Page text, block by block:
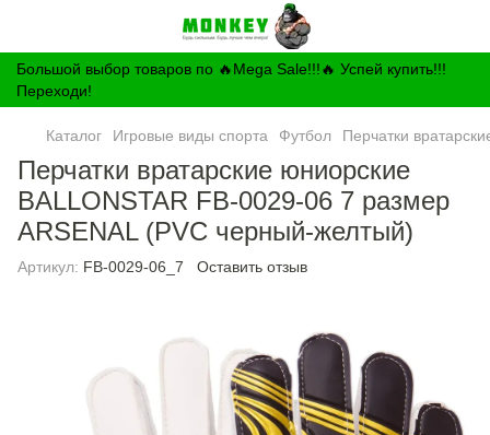
Большой выбор товаров по 🔥Mega Sale!!!🔥 Успей купить!!!
Переходи!
Каталог Игровые виды спорта Футбол Перчатки
Перчатки вратарские юниорские
BALLONSTAR FB-0029-06 7 размер
ARSENAL (PVC черный-желтый)
Артикул: FB-0029-06_7 Оставить отзыв